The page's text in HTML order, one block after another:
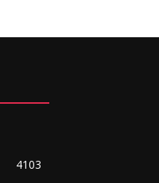
4103